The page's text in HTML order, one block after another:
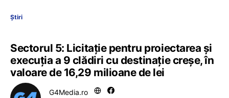
Știri
Sectorul 5: Licitație pentru proiectarea și
execuția a 9 clădiri cu destinație creșe, în
valoare de 16,29 milioane de lei
G4Media.ro